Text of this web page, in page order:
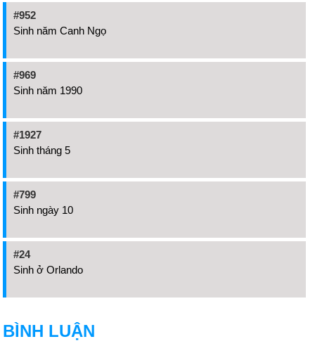
#952
Sinh năm Canh Ngọ
#969
Sinh năm 1990
#1927
Sinh tháng 5
#799
Sinh ngày 10
#24
Sinh ở Orlando
BÌNH LUẬN